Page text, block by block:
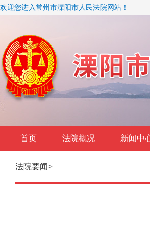
欢迎您进入常州市溧阳市人民法院网站！
首页 法院概况 新闻中
法院要闻>